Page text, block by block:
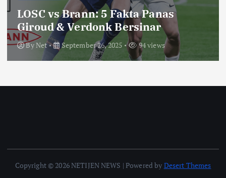
LOSC vs Brann: 5 Fakta Panas
Giroud & Verdonk Bersinar
ByNet September 26, 2025 94 views
Copyright © 2026 NETIJEN NEWS | Powered by Desert Themes